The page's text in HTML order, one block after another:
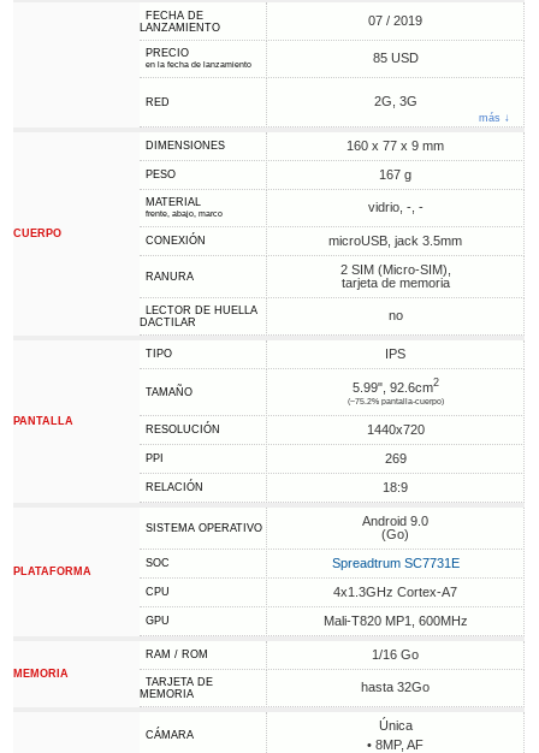
FECHA DE
LANZAMIENTO
07 / 2019
PRECIO
en la fecha de lanzamiento 85 USD
RED 2G, 3G
más ↓
CUERPO
DIMENSIONES 160 x 77 x 9 mm
PESO 167 g
MATERIAL
frente, abajo, marco vidrio, -, -
CONEXIÓN microUSB, jack 3.5mm
RANURA
2 SIM (Micro-SIM),
tarjeta de memoria
LECTOR DE HUELLA
DACTILAR
no
PANTALLA
TIPO IPS
TAMAÑO 5.99", 92.6cm2
(~75.2% pantalla-cuerpo)
RESOLUCIÓN 1440x720
PPI 269
RELACIÓN 18:9
PLATAFORMA
SISTEMA OPERATIVO
Android 9.0
(Go)
SOC Spreadtrum SC7731E
CPU 4x1.3GHz Cortex-A7
GPU Mali-T820 MP1, 600MHz
MEMORIA
RAM / ROM 1/16 Go
TARJETA DE
MEMORIA
hasta 32Go
CÁMARA
Única
• 8MP, AF